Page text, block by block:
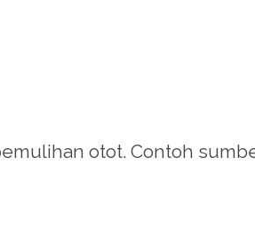
otot. Contoh